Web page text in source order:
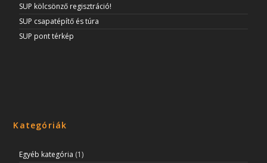
SUP kölcsönző regisztráció!
SUP csapatépítő és túra
SUP pont térkép
Kategóriák
Egyéb kategória (1)